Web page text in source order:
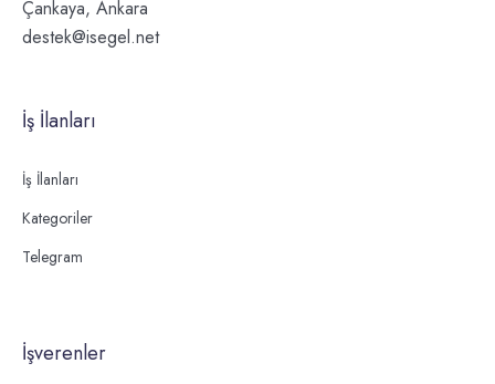
Çankaya, Ankara
destek@isegel.net
İş İlanları
İş İlanları
Kategoriler
Telegram
İşverenler